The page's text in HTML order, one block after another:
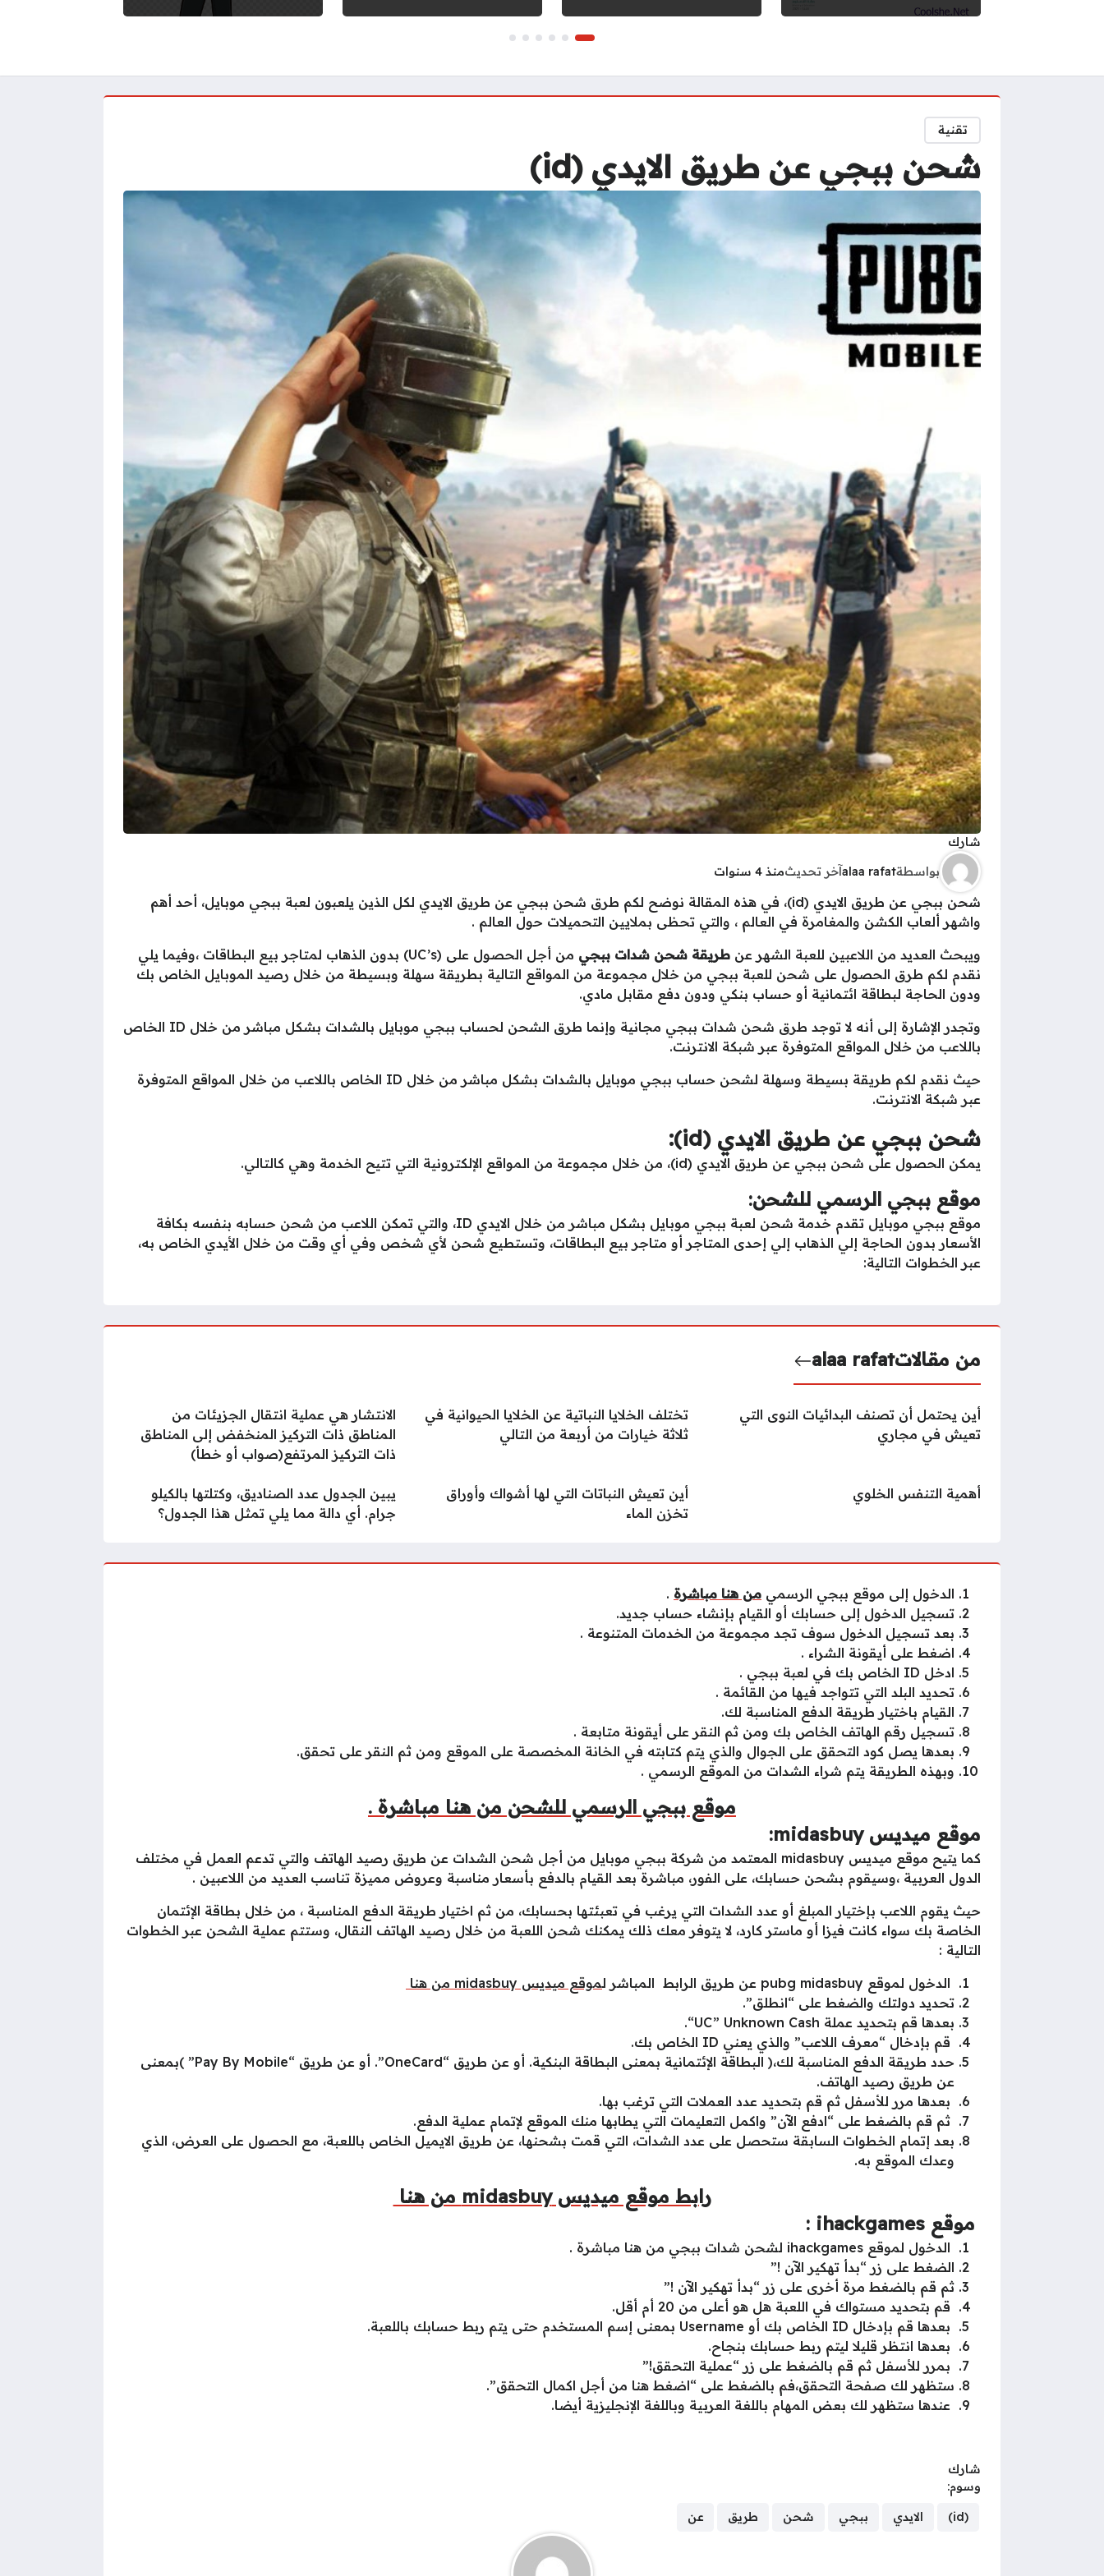
تقنية
شحن ببجي عن طريق الايدي (id)
شارك
بواسطةalaa rafatآخر تحديثمنذ 4 سنوات
شحن ببجي عن طريق الايدي (id)، في هذه المقالة نوضح لكم طرق شحن ببجي عن طريق الايدي لكل الذين يلعبون لعبة ببجي موبايل، أحد أهم
واشهر ألعاب الكشن والمغامرة في العالم ، والتي تحظى بملايين التحميلات حول العالم .
ويبحث العديد من اللاعبين للعبة الشهر عن طريقة شحن شدات ببجي
من أجل الحصول على (UC’s) بدون الذهاب لمتاجر بيع البطاقات ،وفيما يلي
نقدم لكم طرق الحصول على شحن للعبة ببجي من خلال مجموعة من المواقع التالية بطريقة سهلة وبسيطة من خلال رصيد الموبايل الخاص بك
ودون الحاجة لبطاقة ائتمانية أو حساب بنكي ودون دفع مقابل مادي.
وتجدر الإشارة إلى أنه لا توجد طرق شحن شدات ببجي مجانية وإنما طرق الشحن لحساب ببجي موبايل بالشدات بشكل مباشر من خلال ID الخاص
باللاعب من خلال المواقع المتوفرة عبر شبكة الانترنت.
حيث نقدم لكم طريقة بسيطة وسهلة لشحن حساب ببجي موبايل بالشدات بشكل مباشر من خلال ID الخاص باللاعب من خلال المواقع المتوفرة
عبر شبكة الانترنت.
شحن ببجي عن طريق الايدي (id):
يمكن الحصول على شحن ببجي عن طريق الايدي (id)، من خلال مجموعة من المواقع الإلكترونية التي تتيح الخدمة وهي كالتالي.
موقع ببجي الرسمي للشحن:
موقع ببجي موبايل تقدم خدمة شحن لعبة ببجي موبايل بشكل مباشر من خلال الايدي ID، والتي تمكن اللاعب من شحن حسابه بنفسه بكافة
الأسعار بدون الحاجة إلي الذهاب إلي إحدى المتاجر أو متاجر بيع البطاقات، وتستطيع شحن لأي شخص وفي أي وقت من خلال الأيدي الخاص به،
عبر الخطوات التالية:
من مقالاتalaa rafat
أين يحتمل أن تصنف البدائيات النوى التي
تعيش في مجاري
تختلف الخلايا النباتية عن الخلايا الحيوانية في
ثلاثة خيارات من أربعة من التالي
الانتشار هي عملية انتقال الجزيئات من
المناطق ذات التركيز المنخفض إلى المناطق
ذات التركيز المرتفع(صواب أو خطأ)
أهمية التنفس الخلوي
أين تعيش النباتات التي لها أشواك وأوراق
تخزن الماء
يبين الجدول عدد الصناديق، وكتلتها بالكيلو
جرام. أي دالة مما يلي تمثل هذا الجدول؟
الدخول إلى موقع ببجي الرسمي من هنا مباشرة .
تسجيل الدخول إلى حسابك أو القيام بإنشاء حساب جديد.
بعد تسجيل الدخول سوف تجد مجموعة من الخدمات المتنوعة .
اضغط على أيقونة الشراء .
ادخل ID الخاص بك في لعبة ببجي .
تحديد البلد التي تتواجد فيها من القائمة .
القيام باختيار طريقة الدفع المناسبة لك.
تسجيل رقم الهاتف الخاص بك ومن ثم النقر على أيقونة متابعة .
بعدها يصل كود التحقق على الجوال والذي يتم كتابته في الخانة المخصصة على الموقع ومن ثم النقر على تحقق.
وبهذه الطريقة يتم شراء الشدات من الموقع الرسمي .
موقع ببجي الرسمي للشحن من هنا مباشرة .
موقع ميديس midasbuy:
كما يتيح موقع ميديس midasbuy المعتمد من شركة ببجي موبايل من أجل شحن الشدات عن طريق رصيد الهاتف والتي تدعم العمل في مختلف
الدول العربية ،وسيقوم بشحن حسابك، على الفور، مباشرة بعد القيام بالدفع بأسعار مناسبة وعروض مميزة تناسب العديد من اللاعبين .
حيث يقوم اللاعب بإختيار المبلغ أو عدد الشدات التي يرغب في تعبئتها بحسابك، من ثم اختيار طريقة الدفع المناسبة ، من خلال بطاقة الإئتمان
الخاصة بك سواء كانت فيزا أو ماستر كارد، لا يتوفر معك ذلك يمكنك شحن اللعبة من خلال رصيد الهاتف النقال، وستتم عملية الشحن عبر الخطوات
التالية :
الدخول لموقع pubg midasbuy عن طريق الرابط المباشر ل
موقع ميديس midasbuy من هنا
تحديد دولتك والضغط على “انطلق”.
بعدها قم بتحديد عملة UC” Unknown Cash“.
قم بإدخال “معرف اللاعب” والذي يعني ID الخاص بك.
حدد طريقة الدفع المناسبة لك،( البطاقة الإئتمانية بمعنى البطاقة البنكية. أو عن طريق “OneCard”. أو عن طريق “Pay By Mobile” )بمعنى
عن طريق رصيد الهاتف.
بعدها مرر للأسفل ثم قم بتحديد عدد العملات التي ترغب بها.
ثم قم بالضغط على “ادفع الآن” واكمل التعليمات التي يطابها منك الموقع لإتمام عملية الدفع.
بعد إتمام الخطوات السابقة ستحصل على عدد الشدات، التي قمت بشحنها، عن طريق الايميل الخاص باللعبة، مع الحصول على العرض، الذي
وعدك الموقع به.
رابط موقع ميديس midasbuy من هنا
موقع ihackgames :
الدخول لموقع ihackgames لشحن شدات ببجي من هنا مباشرة .
الضغط على زر “بدأ تهكير الآن !”
ثم قم بالضغط مرة أخرى على زر “بدأ تهكير الآن !”
قم بتحديد مستواك في اللعبة هل هو أعلى من 20 أم أقل.
بعدها قم بإدخال ID الخاص بك أو Username بمعنى إسم المستخدم حتى يتم ربط حسابك باللعبة.
بعدها انتظر قليلا ليتم ربط حسابك بنجاح.
بمرر للأسفل ثم قم بالضغط على زر “عملية التحقق!”
ستظهر لك صفحة التحقق،فم بالضغط على “اضغط هنا من أجل اكمال التحقق”.
عندها ستظهر لك بعض المهام باللغة العربية وباللغة الإنجليزية أيضا.
شارك
وسوم:
(id) الايدي ببجي شحن طريق عن